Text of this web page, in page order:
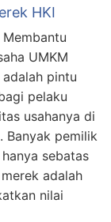
HKI
UMKM
pintu
pelaku
usahanya di
Banyak pemilik
sebatas
adalah
nilai